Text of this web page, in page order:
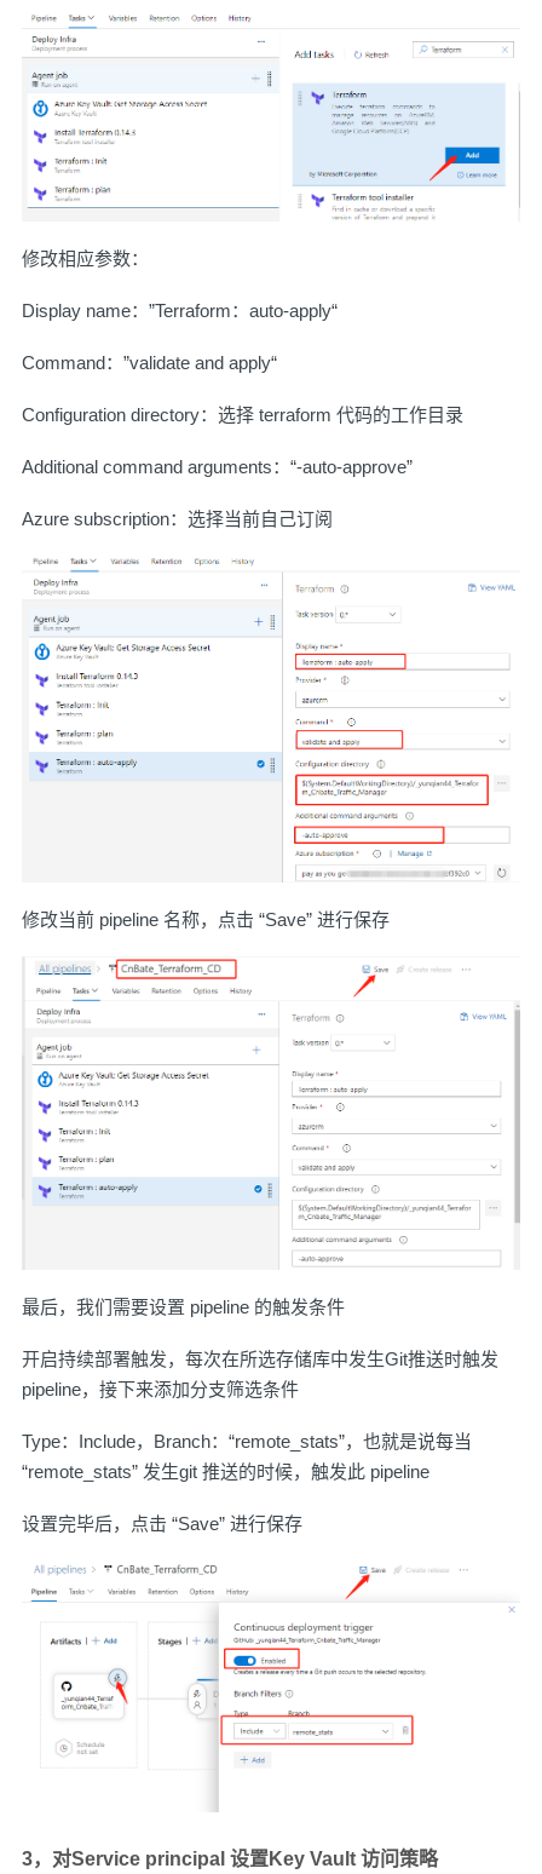
修改相应参数：
Display name：”Terraform：auto-apply“
Command：”validate and apply“
Configuration directory：选择 terraform 代码的工作目录
Additional command arguments：“-auto-approve”
Azure subscription：选择当前自己订阅
修改当前 pipeline 名称，点击 “Save” 进行保存
最后，我们需要设置 pipeline 的触发条件
开启持续部署触发，每次在所选存储库中发生Git推送时触发
pipeline，接下来添加分支筛选条件
Type：Include，Branch：“remote_stats”，也就是说每当
“remote_stats” 发生git 推送的时候，触发此 pipeline
设置完毕后，点击 “Save” 进行保存
3，对Service principal 设置Key Vault 访问策略